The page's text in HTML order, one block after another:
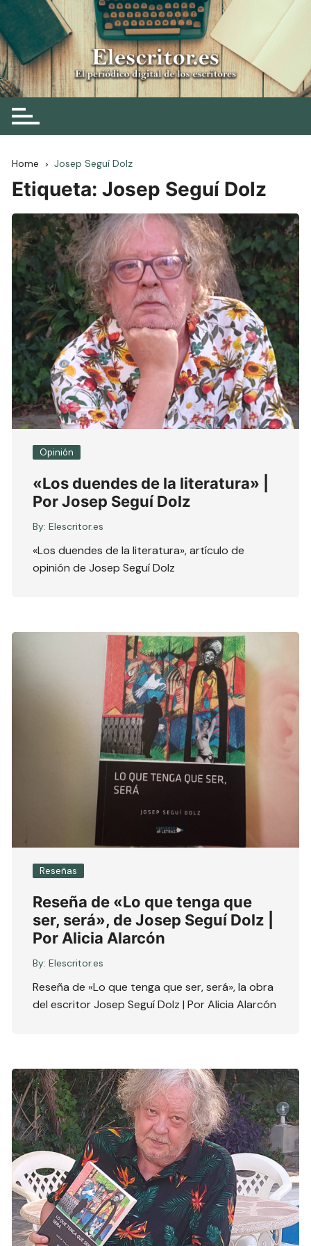
Skip
to
content
Elescritor.es
El periódico digital de los escritores
Home Josep Seguí Dolz
Etiqueta:Josep Seguí Dolz
Opinión
«Los duendes de la literatura» |
Por Josep Seguí Dolz
By: Elescritor.es
«Los duendes de la literatura», artículo de
opinión de Josep Seguí Dolz
Reseñas
Reseña de «Lo que tenga que
ser, será», de Josep Seguí Dolz |
Por Alicia Alarcón
By: Elescritor.es
Reseña de «Lo que tenga que ser, será», la obra
del escritor Josep Seguí Dolz | Por Alicia Alarcón